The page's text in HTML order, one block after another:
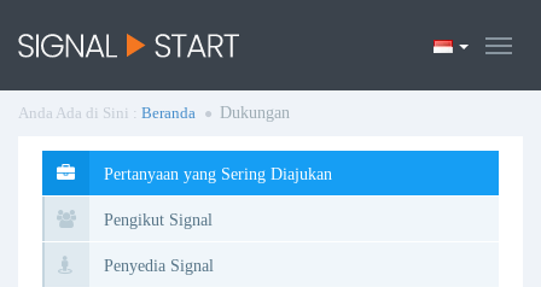
Anda Ada di Sini : Beranda Dukungan
Pertanyaan yang Sering Diajukan
Pengikut Signal
Penyedia Signal